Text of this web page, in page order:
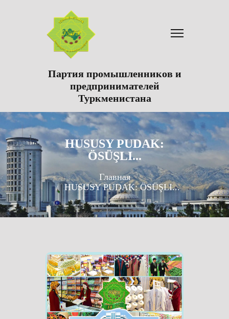
Партия промышленников и
предпринимателей
Туркменистана
HUSUSY PUDAK:
ÖSÜŞLI...
Главная
HUSUSY PUDAK: ÖSÜŞLI...